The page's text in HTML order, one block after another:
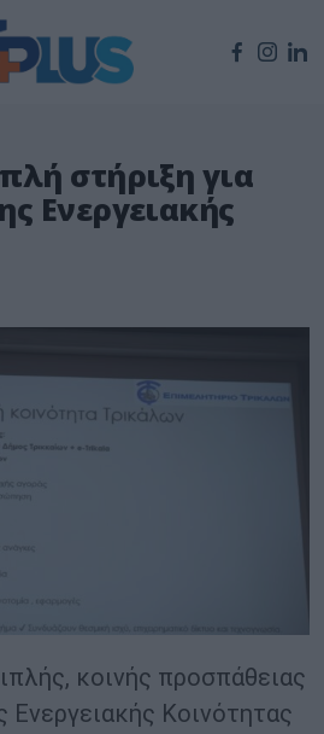
στήριξη για
Ενεργειακής
κοινής προσπάθειας
Ενεργειακής Κοινότητας